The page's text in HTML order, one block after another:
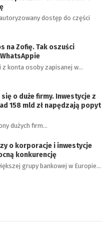
dostęp do części
na Zofię. Tak oszuści
z konta osoby zapisanej w…
o duże firmy. Inwestycje z
158 mld zł napędzają popyt
dużych firm…
o korporacje i inwestycje
konkurencję
grupy bankowej w Europie…